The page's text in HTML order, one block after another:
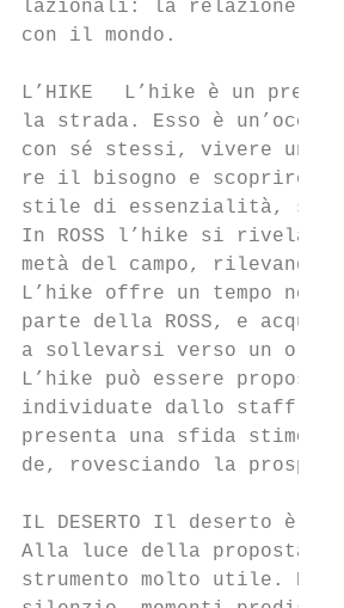
lazionali: la relazione
con il mondo.
L’HIKE  L’hike è un
la strada. Esso è
con sé stessi, vivere un
re il bisogno e scoprire
stile di essenzialità,
In ROSS l’hike si rivela
metà del campo, rilevando
L’hike offre un tempo
parte della ROSS, e
a sollevarsi verso un
L’hike può essere
individuate dallo staff;
presenta una sfida
de, rovesciando la
IL DESERTO Il deserto è
Alla luce della proposta
strumento molto utile.